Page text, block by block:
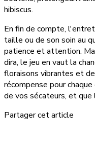
hibiscus.
En fin de compte,
taille ou de son soin au
patience et attention.
dira, le jeu en vaut la
floraisons vibrantes et
récompense pour
de vos sécateurs, et que
Partager cet article